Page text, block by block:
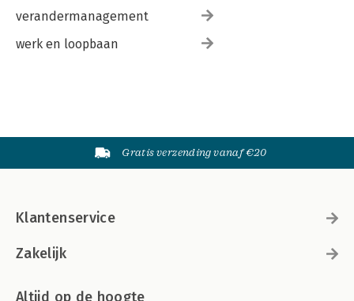
verandermanagement
werk en loopbaan
Gratis verzending vanaf €20
Klantenservice
Zakelijk
Altijd op de hoogte